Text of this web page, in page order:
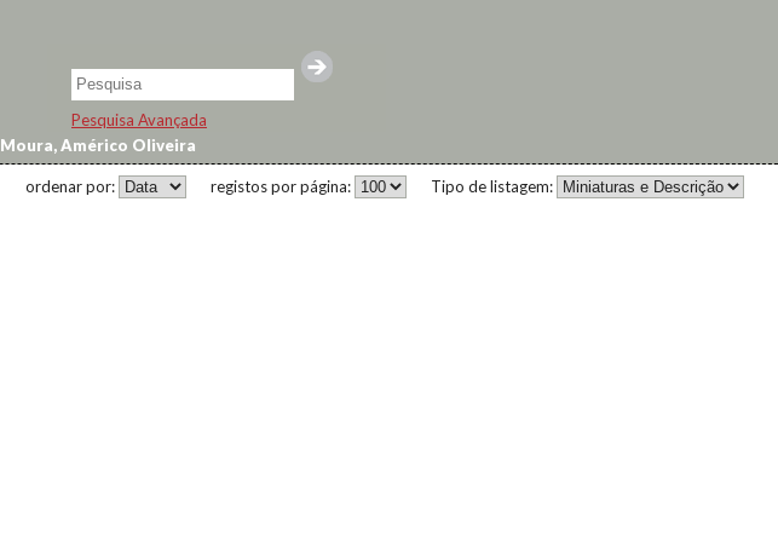
Pesquisa Avançada
Moura, Américo Oliveira
Tipo de listagem:
registos por página:
ordenar por: